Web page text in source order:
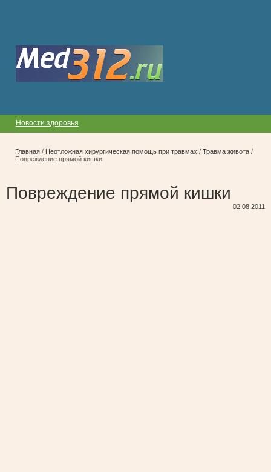
Новости здоровья
Главная / Неотложная хирургическая помощь при травмах / Травма живота /
Повреждение прямой кишки
Повреждение прямой кишки
02.08.2011